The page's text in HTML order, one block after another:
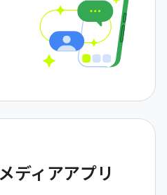
ディアアプリ